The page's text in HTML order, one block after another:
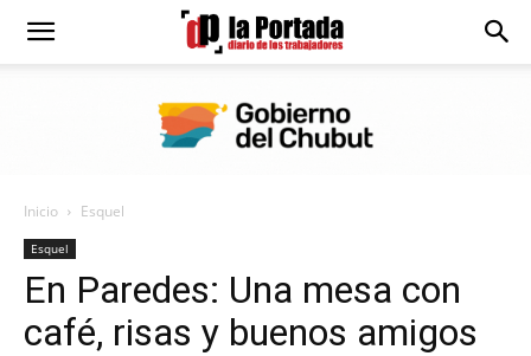
Diario
Portada
Inicio Esquel
Esquel
En Paredes: Una mesa con
café, risas y buenos amigos